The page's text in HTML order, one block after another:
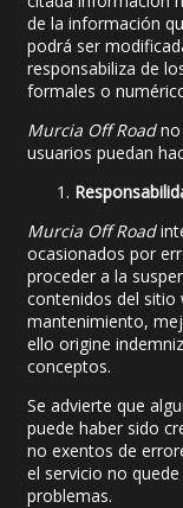
de la información
podrá ser
responsabiliza de
formales o
Murcia Off Roadno
usuarios puedan
Murcia Off Road
ocasionados por
proceder a la
contenidos del sitio
mantenimiento,
ello origine
conceptos.
Se advierte que
puede haber sido
no exentos de
el servicio no
problemas.